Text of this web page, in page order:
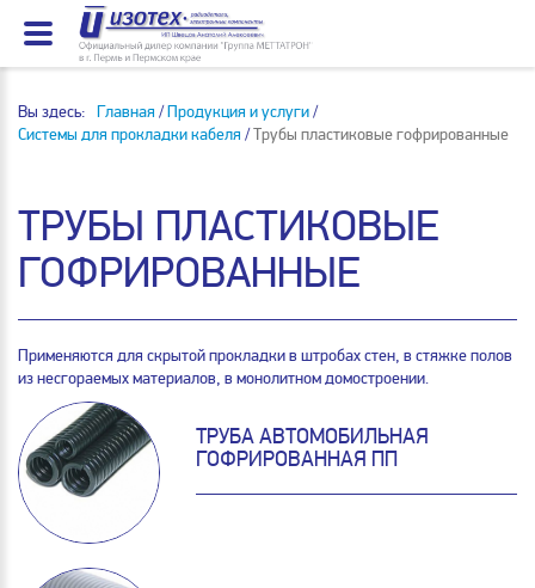
Вы здесь: Главная /Продукция и услуги/
Системы для прокладки кабеля /Трубы пластиковые гофрированные
ТРУБЫ ПЛАСТИКОВЫЕ
ГОФРИРОВАННЫЕ
Применяются для скрытой прокладки в штробах стен, в стяжке полов
из несгораемых материалов, в монолитном домостроении.
ТРУБА АВТОМОБИЛЬНАЯ
ГОФРИРОВАННАЯ ПП